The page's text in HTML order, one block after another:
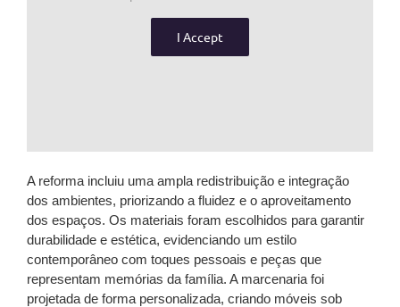
I Accept
A reforma incluiu uma ampla redistribuição e integração
dos ambientes, priorizando a fluidez e o aproveitamento
dos espaços. Os materiais foram escolhidos para garantir
durabilidade e estética, evidenciando um estilo
contemporâneo com toques pessoais e peças que
representam memórias da família. A marcenaria foi
projetada de forma personalizada, criando móveis sob